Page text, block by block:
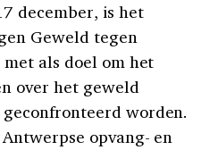
december, is het
Geweld tegen
met als doel om het
over het geweld
worden.
opvang- en